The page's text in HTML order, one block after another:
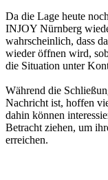
Da die Lage heute
INJOY Nürnberg
wahrscheinlich, dass
wieder öffnen wird,
die Situation unter
Während die
Nachricht ist, hoffen
dahin können
Betracht ziehen, um
erreichen.